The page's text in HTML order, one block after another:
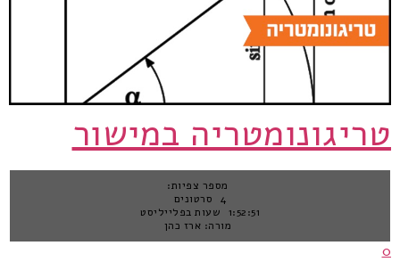
טריגונומטריה במישור
מספר צפיות:
4 סרטונים
1:52:51 שעות בפלייליסט
מורה: ארז כהן
0